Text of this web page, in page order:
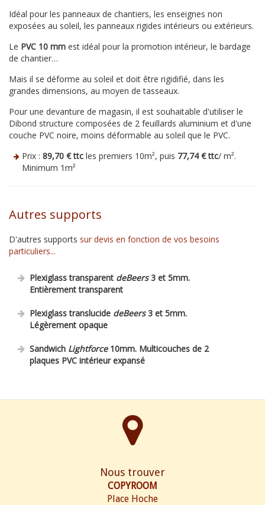
Idéal pour les panneaux de chantiers, les enseignes non
exposées au soleil, les panneaux rigides intérieurs ou extérieurs.
Le PVC 10 mm est idéal pour la promotion intérieur, le bardage
de chantier…
Mais il se déforme au soleil et doit être rigidifié, dans les
grandes dimensions, au moyen de tasseaux.
Pour une devanture de magasin, il est souhaitable d'utiliser le
Dibond structure composées de 2 feuillards aluminium et d'une
couche PVC noire, moins déformable au soleil que le PVC.
Prix : 89,70 € ttc les premiers 10m², puis 77,74 € ttc/ m².
Minimum 1m²
Autres supports
D'autres supports sur devis en fonction de vos besoins
particuliers...
Plexiglass transparent deBeers3 et 5mm.
Entièrement transparent
Plexiglass translucide deBeers3 et 5mm.
Légèrement opaque
Sandwich Lightforce10mm. Multicouches de 2
plaques PVC intérieur expansé
Nous trouver
COPYROOM
Place Hoche